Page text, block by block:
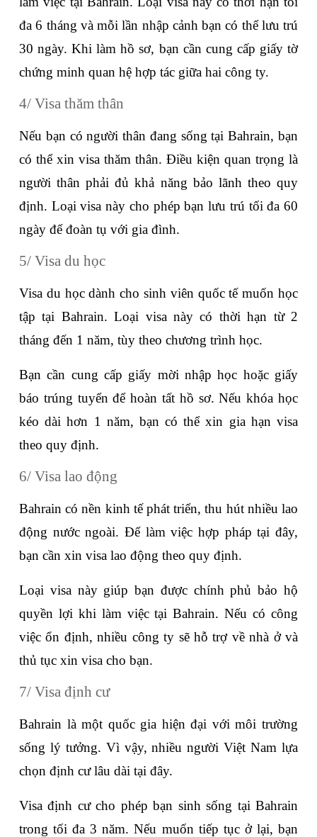
đa 6 tháng và mỗi lần nhập cảnh bạn có thể lưu trú
30 ngày. Khi làm hồ sơ, bạn cần cung cấp giấy tờ
chứng minh quan hệ hợp tác giữa hai công ty.
4/ Visa thăm thân
Nếu bạn có người thân đang sống tại Bahrain, bạn
có thể xin visa thăm thân. Điều kiện quan trọng là
người thân phải đủ khả năng bảo lãnh theo quy
định. Loại visa này cho phép bạn lưu trú tối đa 60
ngày để đoàn tụ với gia đình.
5/ Visa du học
Visa du học dành cho sinh viên quốc tế muốn học
tập tại Bahrain. Loại visa này có thời hạn từ 2
tháng đến 1 năm, tùy theo chương trình học.
Bạn cần cung cấp giấy mời nhập học hoặc giấy
báo trúng tuyển để hoàn tất hồ sơ. Nếu khóa học
kéo dài hơn 1 năm, bạn có thể xin gia hạn visa
theo quy định.
6/ Visa lao động
Bahrain có nền kinh tế phát triển, thu hút nhiều lao
động nước ngoài. Để làm việc hợp pháp tại đây,
bạn cần xin visa lao động theo quy định.
Loại visa này giúp bạn được chính phủ bảo hộ
quyền lợi khi làm việc tại Bahrain. Nếu có công
việc ổn định, nhiều công ty sẽ hỗ trợ về nhà ở và
thủ tục xin visa cho bạn.
7/ Visa định cư
Bahrain là một quốc gia hiện đại với môi trường
sống lý tưởng. Vì vậy, nhiều người Việt Nam lựa
chọn định cư lâu dài tại đây.
Visa định cư cho phép bạn sinh sống tại Bahrain
trong tối đa 3 năm. Nếu muốn tiếp tục ở lại, bạn